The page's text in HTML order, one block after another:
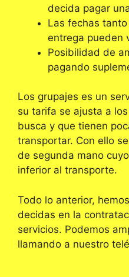
decida pagar
Las fechas
entrega pueden
Posibilidad de
pagando
Los grupajes es un
su tarifa se ajusta a
busca y que tienen
transportar. Con ello
de segunda mano
inferior al transporte.
Todo lo anterior,
decidas en la
servicios. Podemos
llamando a nuestro